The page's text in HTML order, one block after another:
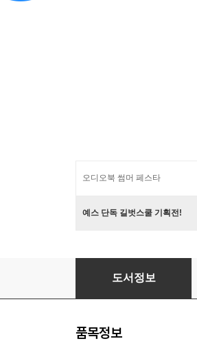
오디오북 썸머 페스타
예스 단독 길벗스쿨 기획전!
도스토예프스키
도서정보
품목정보